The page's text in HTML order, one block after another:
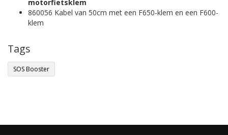
motorfietsklem
860056 Kabel van 50cm met een F650-klem en een F600-
klem
Tags
SOS Booster